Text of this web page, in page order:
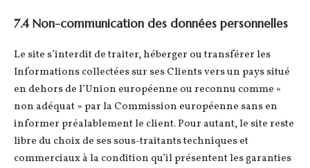
7.4 Non-communication des données personnelles
Le site s’interdit de traiter, héberger ou transférer les
Informations collectées sur ses Clients vers un pays situé
en dehors de l’Union européenne ou reconnu comme «
non adéquat » par la Commission européenne sans en
informer préalablement le client. Pour autant, le site reste
libre du choix de ses sous-traitants techniques et
commerciaux à la condition qu’il présentent les garanties